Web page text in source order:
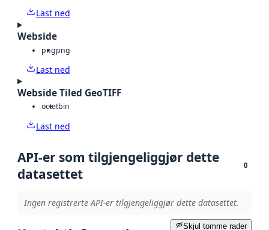
Last ned
Webside
pngpng
Last ned
Webside Tiled GeoTIFF
octetbin
Last ned
API-er som tilgjengeliggjør dette
datasettet
0
Ingen registrerte API-er tilgjengeliggjør dette datasettet.
Skjul tomme rader